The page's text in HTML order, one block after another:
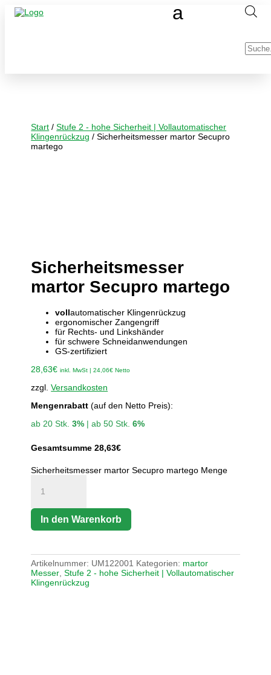
Start /Stufe 2 - hohe Sicherheit | Vollautomatischer
Klingenrückzug / Sicherheitsmesser martor Secupro
martego
Sicherheitsmesser
martor Secupro martego
vollautomatischer Klingenrückzug
ergonomischer Zangengriff
für Rechts- und Linkshänder
für schwere Schneidanwendungen
GS-zertifiziert
28,63€ inkl. MwSt |24,06€ Netto
zzgl.Versandkosten
Mengenrabatt (auf den Netto Preis):
ab 20 Stk.3% | ab 50 Stk.6%
Gesamtsumme 28,63€
Sicherheitsmesser martor Secupro martego Menge
In den Warenkorb
Artikelnummer: UM122001 Kategorien: martor
Messer ,Stufe 2 - hohe Sicherheit | Vollautomatischer
Klingenrückzug